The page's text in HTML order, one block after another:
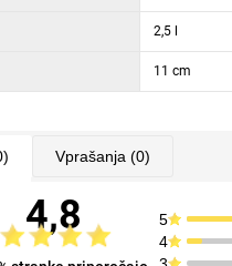
2,5 l
11 cm
Vprašanja (0)
4,8 5
4